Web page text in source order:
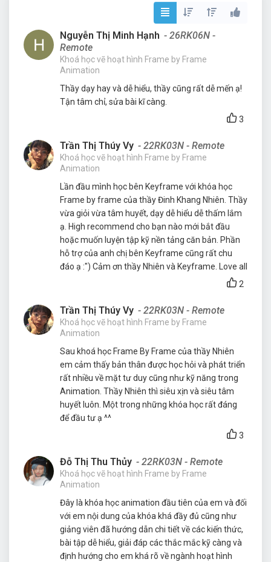
Nguyễn Thị Minh Hạnh - 26RK06N -
Remote
Khoá học vẽ hoạt hình Frame by Frame
Animation
Thầy dạy hay và dễ hiểu, thầy cũng rất dễ mến ạ!
Tận tâm chỉ, sửa bài kĩ càng.
3
Trần Thị Thúy Vy - 22RK03N - Remote
Khoá học vẽ hoạt hình Frame by Frame
Animation
Lần đầu mình học bên Keyframe với khóa học
Frame by frame của thầy Đinh Khang Nhiên. Thầy
vừa giỏi vừa tâm huyết, dạy dễ hiểu dễ thấm lắm
ạ. High recommend cho bạn nào mới bắt đầu
hoặc muốn luyện tập kỹ nền tảng căn bản. Phần
hỗ trợ của anh chị bên Keyframe cũng rất chu
đáo ạ :") Cảm ơn thầy Nhiên và Keyframe. Love all
2
Trần Thị Thúy Vy - 22RK03N - Remote
Khoá học vẽ hoạt hình Frame by Frame
Animation
Sau khoá học Frame By Frame của thầy Nhiên
em cảm thấy bản thân được học hỏi và phát triển
rất nhiều về mặt tư duy cũng như kỹ năng trong
Animation. Thầy Nhiên thì siêu xịn và siêu tâm
huyết luôn. Một trong những khóa học rất đáng
để đầu tư ạ ^^
3
Đỗ Thị Thu Thủy - 22RK03N - Remote
Khoá học vẽ hoạt hình Frame by Frame
Animation
Đây là khóa học animation đầu tiên của em và đối
với em nội dung của khóa khá đầy đủ cũng như
giảng viên đã hướng dẫn chi tiết về các kiến thức,
bài tập dễ hiểu, giải đáp các thắc mắc kỹ càng và
định hướng cho em khá rõ về ngành hoạt hình